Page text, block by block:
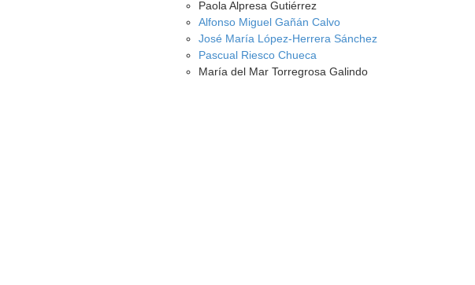
Paola Alpresa Gutiérrez
Alfonso Miguel Gañán Calvo
José María López-Herrera Sánchez
Pascual Riesco Chueca
María del Mar Torregrosa Galindo